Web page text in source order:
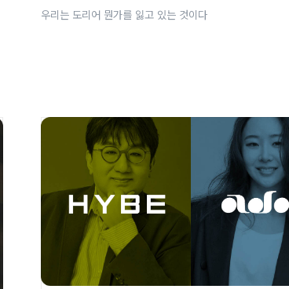
우리는 도리어 뭔가를 잃고 있는 것이다